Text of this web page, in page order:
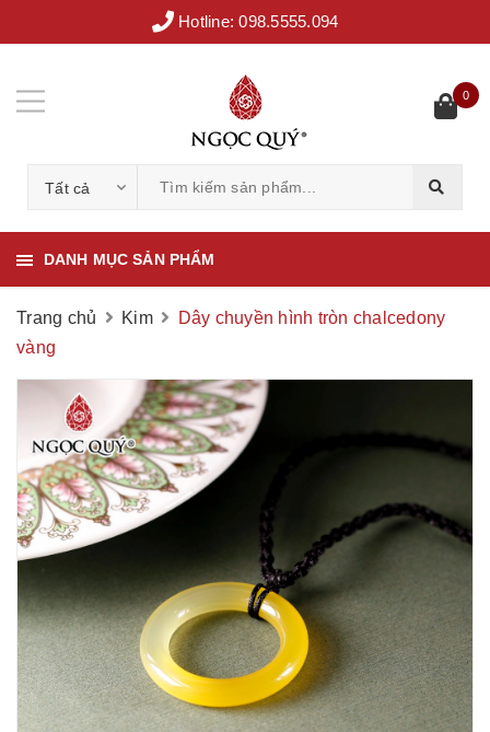
Hotline:098.5555.094
Tất cả
0
DANH MỤC SẢN PHẨM
Trang chủ Kim
Dây chuyền hình tròn chalcedony
vàng